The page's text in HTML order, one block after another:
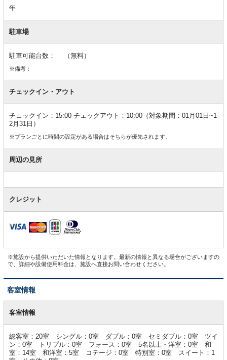
年
駐車場
駐車可能台数： （無料）
※備考：
チェックイン・アウト
チェックイン：15:00 チェックアウト：10:00（対象期間：01月01日~1
2月31日）
※プランごとに時間の設定がある場合はそちらが優先されます。
周辺の見所
クレジット
※施設から提供いただいた情報となります。最新の情報と異なる場合がございますの
で、詳細や設備使用料金は、施設へ直接お問い合わせください。
客室情報
室客室情報
総客室：20室 シングル：0室 ダブル：0室 セミダブル：0室 ツイ
ン：0室 トリプル：0室 フォース：0室 5名以上・洋室：0室 和
室：14室 和洋室：5室 コテージ：0室 特別室：0室 スイート：1